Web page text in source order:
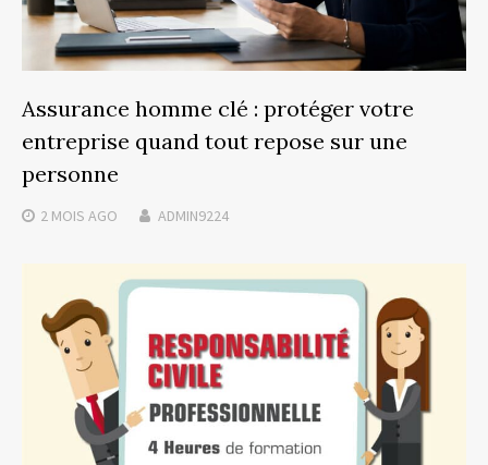
Assurance homme clé : protéger votre
entreprise quand tout repose sur une
personne
2 MOIS AGO ADMIN9224